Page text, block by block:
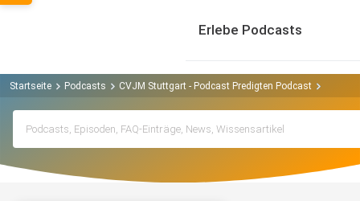
Erlebe Podcasts
Startseite Podcasts CVJM Stuttgart - Podcast Predigten Podcast